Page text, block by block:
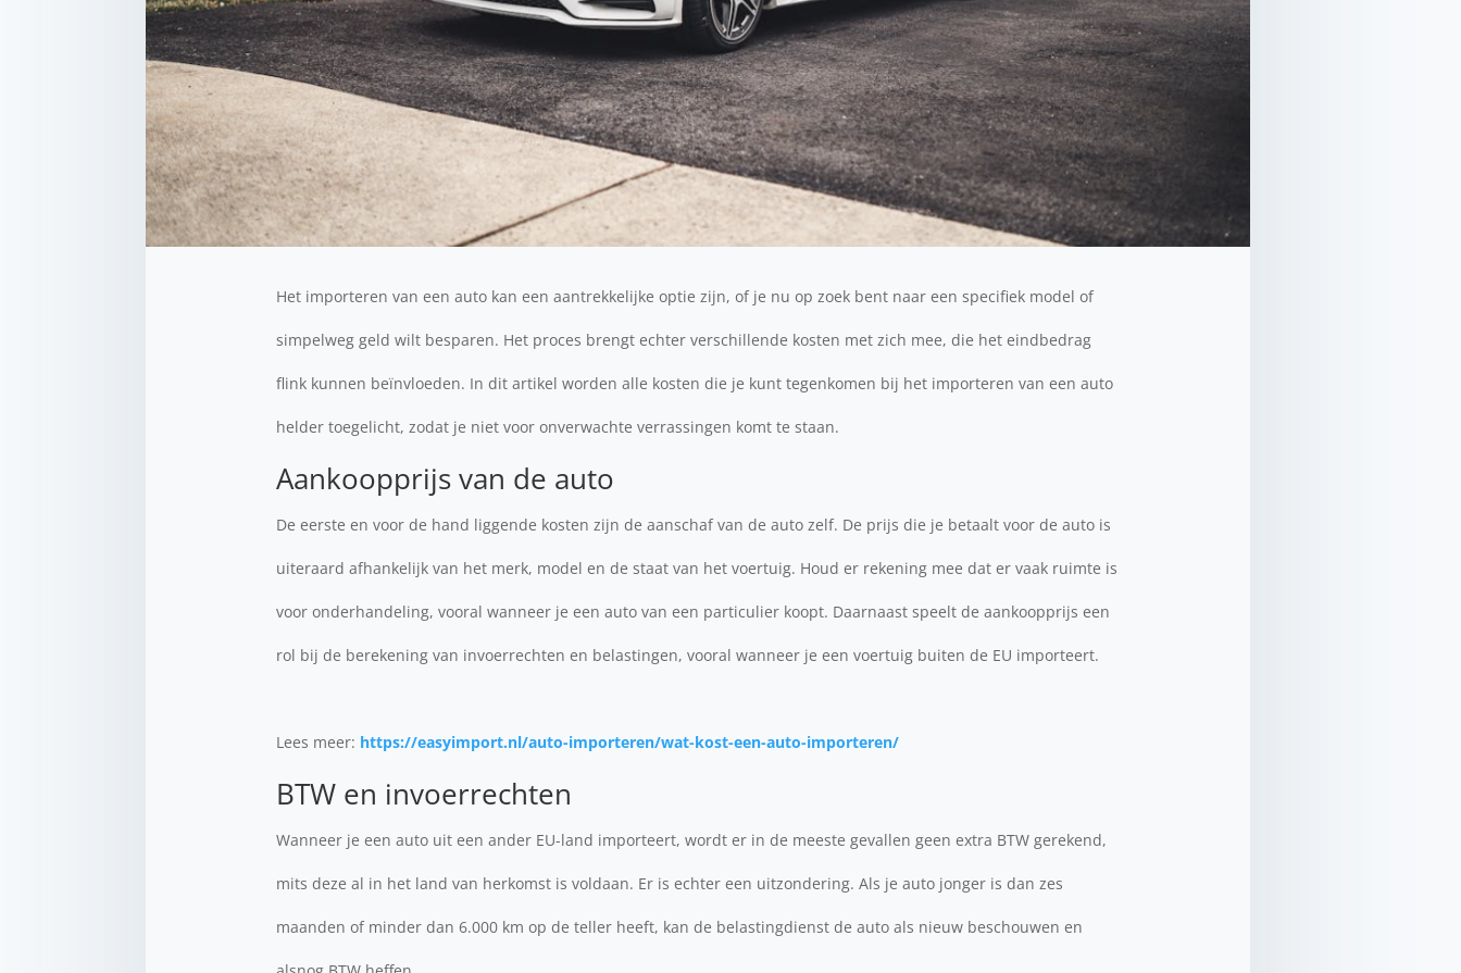
Het importeren van een auto kan een aantrekkelijke optie zijn, of je nu op zoek bent naar een specifiek model of
simpelweg geld wilt besparen. Het proces brengt echter verschillende kosten met zich mee, die het eindbedrag
flink kunnen beïnvloeden. In dit artikel worden alle kosten die je kunt tegenkomen bij het importeren van een auto
helder toegelicht, zodat je niet voor onverwachte verrassingen komt te staan.
Aankoopprijs van de auto
De eerste en voor de hand liggende kosten zijn de aanschaf van de auto zelf. De prijs die je betaalt voor de auto is
uiteraard afhankelijk van het merk, model en de staat van het voertuig. Houd er rekening mee dat er vaak ruimte is
voor onderhandeling, vooral wanneer je een auto van een particulier koopt. Daarnaast speelt de aankoopprijs een
rol bij de berekening van invoerrechten en belastingen, vooral wanneer je een voertuig buiten de EU importeert.
Lees meer: https://easyimport.nl/auto-importeren/wat-kost-een-auto-importeren/
BTW en invoerrechten
Wanneer je een auto uit een ander EU-land importeert, wordt er in de meeste gevallen geen extra BTW gerekend,
mits deze al in het land van herkomst is voldaan. Er is echter een uitzondering. Als je auto jonger is dan zes
maanden of minder dan 6.000 km op de teller heeft, kan de belastingdienst de auto als nieuw beschouwen en